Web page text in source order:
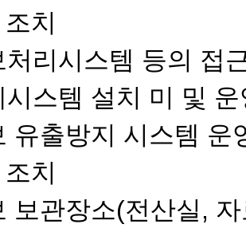
치
리시스템 등의 접
스템 설치 미 및
유출방지 시스템 운
치
보관장소(전산실,